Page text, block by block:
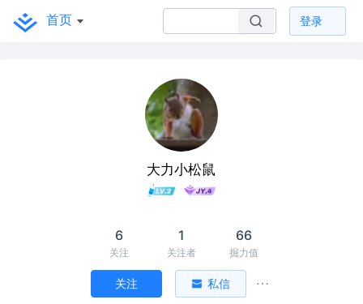
首页 登录
大力小松鼠
6
关注
1
关注者
66
掘力值
关注 私信